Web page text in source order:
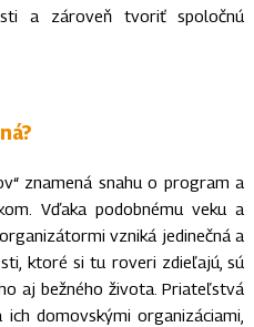
a zároveň tvoriť spoločnú
znamená snahu o program a
Vďaka podobnému veku a
vzniká jedinečná a
ktoré si tu roveri zdieľajú, sú
aj bežného života. Priateľstvá
domovskými organizáciami,